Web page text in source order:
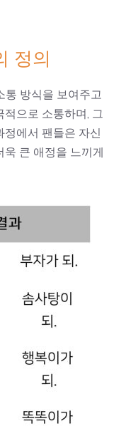
정의
통 방식을 보여주고
적으로 소통하며, 그
정에서 팬들은 자신
욱 큰 애정을 느끼게